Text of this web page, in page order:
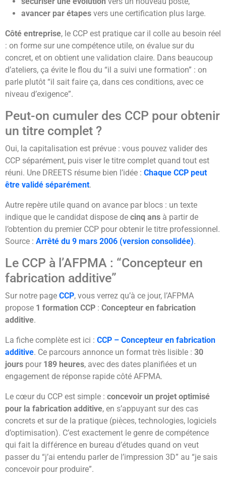
avancer par étapes vers une certification plus large.
Côté entreprise, le CCP est pratique car il colle au besoin réel
: on forme sur une compétence utile, on évalue sur du
concret, et on obtient une validation claire. Dans beaucoup
d’ateliers, ça évite le flou du “il a suivi une formation” : on
parle plutôt “il sait faire ça, dans ces conditions, avec ce
niveau d’exigence”.
Peut-on cumuler des CCP pour obtenir
un titre complet ?
Oui, la capitalisation est prévue : vous pouvez valider des
CCP séparément, puis viser le titre complet quand tout est
réuni. Une DREETS résume bien l’idée : Chaque CCP peut
être validé séparément.
Autre repère utile quand on avance par blocs : un texte
indique que le candidat dispose de cinq ans à partir de
l’obtention du premier CCP pour obtenir le titre professionnel.
Source : Arrêté du 9 mars 2006 (version consolidée).
Le CCP à l’AFPMA : “Concepteur en
fabrication additive”
Sur notre page CCP, vous verrez qu’à ce jour, l’AFPMA
propose 1 formation CCP : Concepteur en fabrication
additive.
La fiche complète est ici : CCP – Concepteur en fabrication
additive. Ce parcours annonce un format très lisible : 30
jours pour 189 heures, avec des dates planifiées et un
engagement de réponse rapide côté AFPMA.
Le cœur du CCP est simple : concevoir un projet optimisé
pour la fabrication additive, en s’appuyant sur des cas
concrets et sur de la pratique (pièces, technologies, logiciels
d’optimisation). C’est exactement le genre de compétence
qui fait la différence en bureau d’études quand on veut
passer du “j’ai entendu parler de l’impression 3D” au “je sais
concevoir pour produire”.